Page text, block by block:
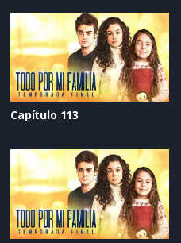
Capítulo 113